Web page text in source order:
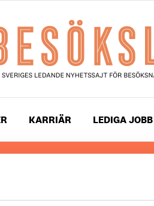
KARRIÄR LEDIGA JOBB
landets mest uppdaterade
i sin tryckta form är